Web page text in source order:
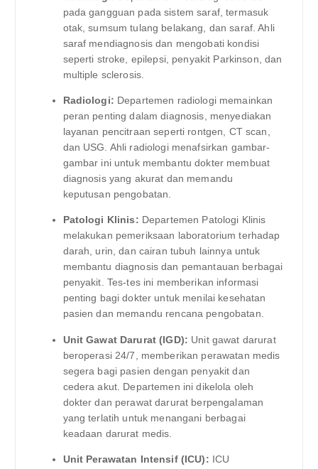
pada gangguan pada sistem saraf, termasuk
otak, sumsum tulang belakang, dan saraf. Ahli
saraf mendiagnosis dan mengobati kondisi
seperti stroke, epilepsi, penyakit Parkinson, dan
multiple sclerosis.
Radiologi: Departemen radiologi memainkan
peran penting dalam diagnosis, menyediakan
layanan pencitraan seperti rontgen, CT scan,
dan USG. Ahli radiologi menafsirkan gambar-
gambar ini untuk membantu dokter membuat
diagnosis yang akurat dan memandu
keputusan pengobatan.
Patologi Klinis: Departemen Patologi Klinis
melakukan pemeriksaan laboratorium terhadap
darah, urin, dan cairan tubuh lainnya untuk
membantu diagnosis dan pemantauan berbagai
penyakit. Tes-tes ini memberikan informasi
penting bagi dokter untuk menilai kesehatan
pasien dan memandu rencana pengobatan.
Unit Gawat Darurat (IGD): Unit gawat darurat
beroperasi 24/7, memberikan perawatan medis
segera bagi pasien dengan penyakit dan
cedera akut. Departemen ini dikelola oleh
dokter dan perawat darurat berpengalaman
yang terlatih untuk menangani berbagai
keadaan darurat medis.
Unit Perawatan Intensif (ICU): ICU